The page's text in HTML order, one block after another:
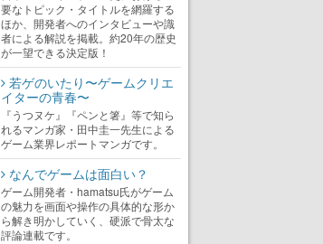
要なトピック・タイトルを網羅する
ほか、開発者へのインタビューや識
者による解説を掲載。約20年の歴史
が一望できる決定版！
若ゲのいたり〜ゲームクリエ
イターの青春〜
『うつヌケ』『ペンと箸』等で知ら
れるマンガ家・田中圭一先生による
ゲーム業界レポートマンガです。
なんでゲームは面白い？
ゲーム開発者・hamatsu氏がゲーム
の魅力を画面や操作の具体的な形か
ら解き明かしていく、硬派で骨太な
評論連載です。